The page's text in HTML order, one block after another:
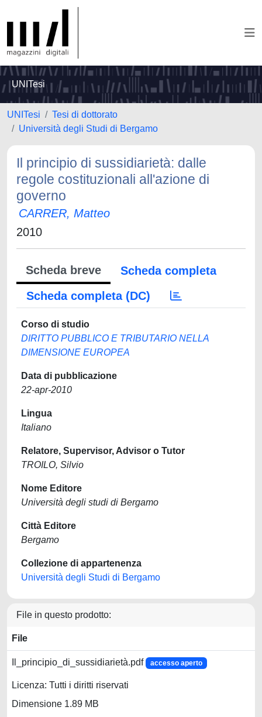
UNITesi
UNITesi
Tesi di dottorato
Università degli Studi di Bergamo
Il principio di sussidiarietà: dalle
regole costituzionali all'azione di
governo
CARRER, Matteo
2010
Scheda breve
Scheda completa
Scheda completa (DC)
Corso di studio
DIRITTO PUBBLICO E TRIBUTARIO NELLA
DIMENSIONE EUROPEA
Data di pubblicazione
22-apr-2010
Lingua
Italiano
Relatore, Supervisor, Advisor o Tutor
TROILO, Silvio
Nome Editore
Università degli studi di Bergamo
Città Editore
Bergamo
Collezione di appartenenza
Università degli Studi di Bergamo
File in questo prodotto:
File
Il_principio_di_sussidiarietà.pdf accesso aperto
Licenza: Tutti i diritti riservati
Dimensione 1.89 MB